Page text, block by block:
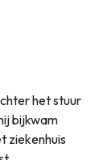
het stuur
bijkwam
ziekenhuis